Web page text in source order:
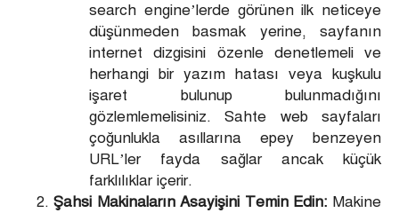
search engine’lerde görünen ilk neticeye
düşünmeden basmak yerine, sayfanın
internet dizgisini özenle denetlemeli ve
herhangi bir yazım hatası veya kuşkulu
işaret bulunup bulunmadığını
gözlemlemelisiniz. Sahte web sayfaları
çoğunlukla asıllarına epey benzeyen
URL’ler fayda sağlar ancak küçük
farklılıklar içerir.
Şahsi Makinaların Asayişini Temin Edin: Makine